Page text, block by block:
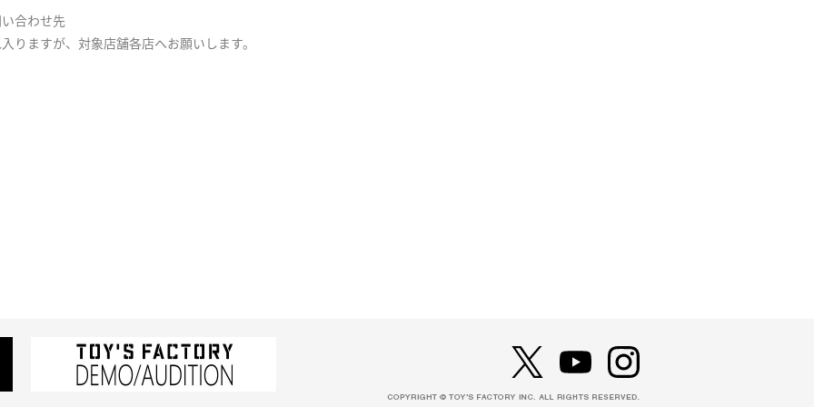
合わせ先
りますが、対象店舗各店へお願いします。